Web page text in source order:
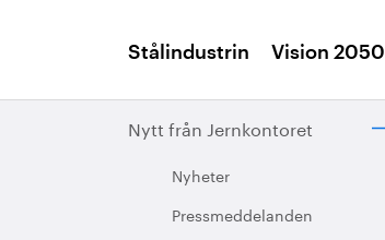
Stålindustrin Vision 2050
Nytt från Jernkontoret
Nyheter
Pressmeddelanden